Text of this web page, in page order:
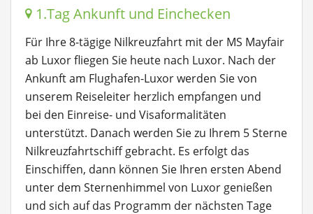
1.Tag Ankunft und Einchecken
Für Ihre 8-tägige Nilkreuzfahrt mit der MS Mayfair
ab Luxor fliegen Sie heute nach Luxor. Nach der
Ankunft am Flughafen-Luxor werden Sie von
unserem Reiseleiter herzlich empfangen und
bei den Einreise- und Visaformalitäten
unterstützt. Danach werden Sie zu Ihrem 5 Sterne
Nilkreuzfahrtschiff gebracht. Es erfolgt das
Einschiffen, dann können Sie Ihren ersten Abend
unter dem Sternenhimmel von Luxor genießen
und sich auf das Programm der nächsten Tage